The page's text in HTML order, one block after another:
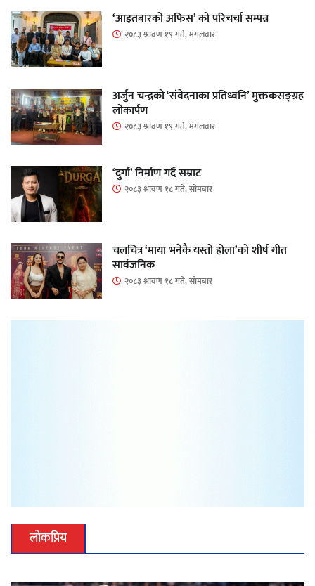
‘आइतबारको अफिस’ को परिचर्चा सम्पन्न
२०८३ श्रावण १९ गते, मंगलवार
अर्जुन चन्द्रको ‘संवेदनाका प्रतिध्वनि’ मुक्तकसङ्ग्रह
लोकार्पण
२०८३ श्रावण १९ गते, मंगलवार
‘दुर्गा’ निर्माण गर्दै सम्राट
२०८३ श्रावण १८ गते, सोमबार
चलचित्र ‘माया भनेकै यस्तो होला’को शीर्ष गीत
सार्वजनिक
२०८३ श्रावण १८ गते, सोमबार
लोकप्रिय